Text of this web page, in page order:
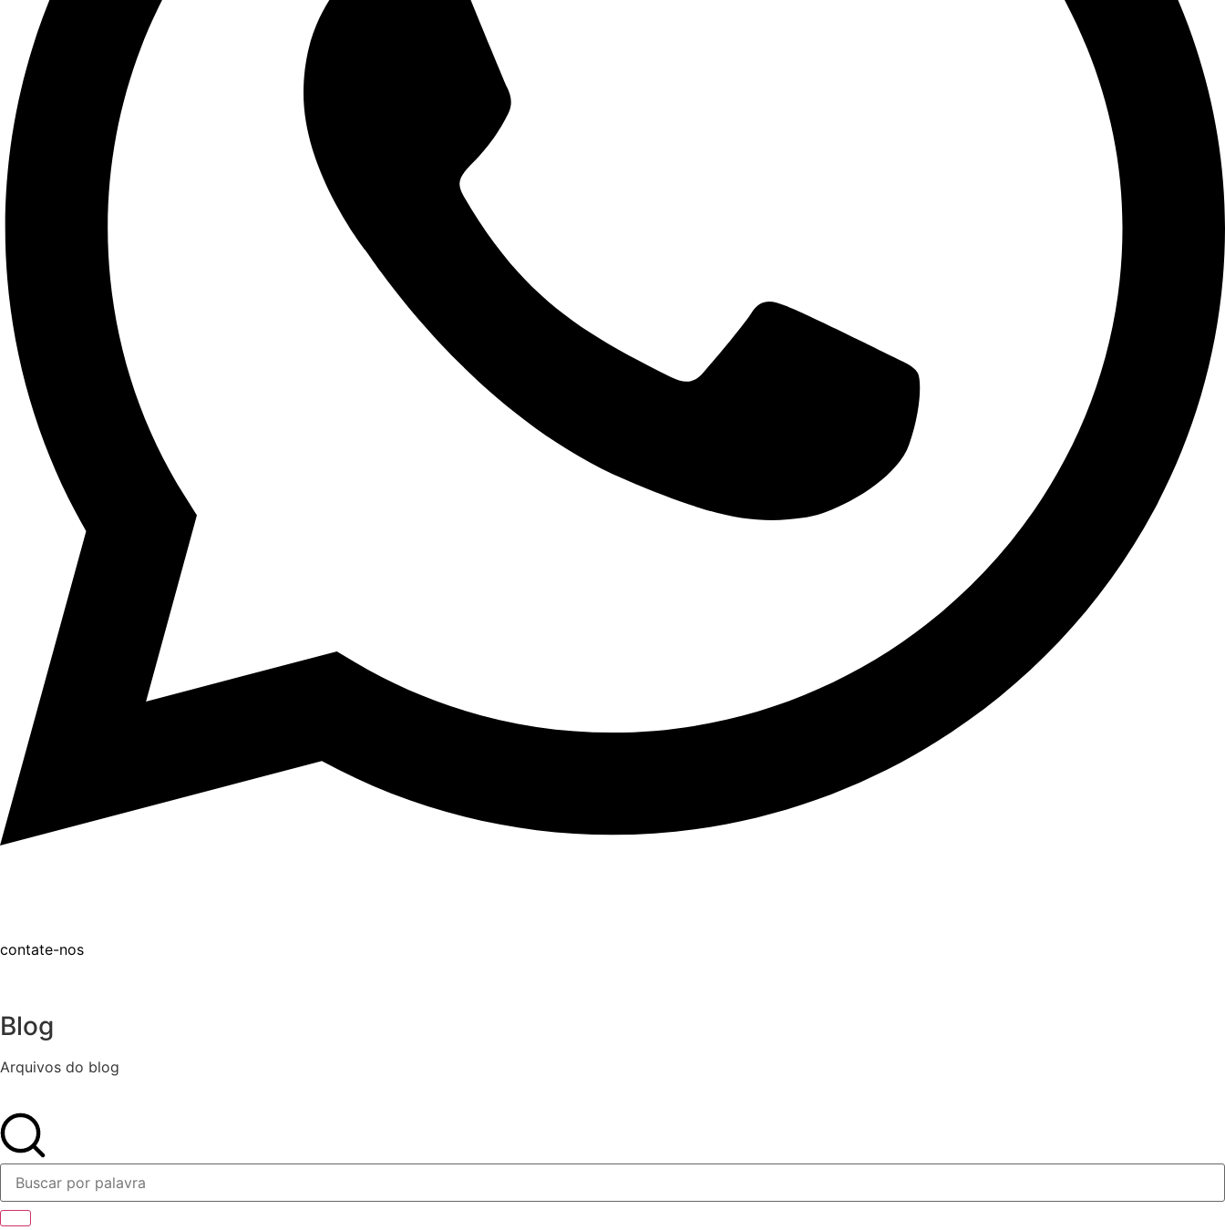
contate-nos
Blog
Arquivos do blog